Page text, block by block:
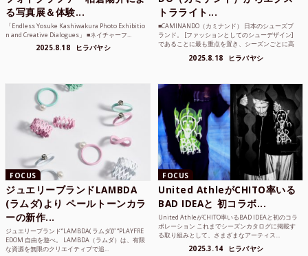
る写真展＆体験...
「Endless Yosuke Kashiwakura Photo Exhibitio
n and Creative Dialogues」 ■ネイチャーフ...
2025.8.18 ヒラバヤシ
トラライト...
■CAMINANDO（カミナンド） 日本のシューズブ
ランド。 [ファッションとしてのシューデザイン]
であることに最も重点を置き、シーズンごとに高
2025.8.18 ヒラバヤシ
FOCUS
ジュエリーブランドLAMBDA
(ラムダ)より ペールトーンカラ
ーの新作...
ジュエリーブランド“LAMBDA( ラムダ))” “PLAYFRE
EDOM 自由を遊べ。 LAMBDA（ラムダ）は、有限
な資源を無限のクリエイティブで追...
FOCUS
United AthleがCHITO率いる
BAD IDEAと 初コラボ...
United AthleがCHITO率いるBAD IDEAと初のコラ
ボレーション これまでシーズンカタログに掲載す
る取り組みとして、さまざまなアーティス...
2025.3.14 ヒラバヤシ